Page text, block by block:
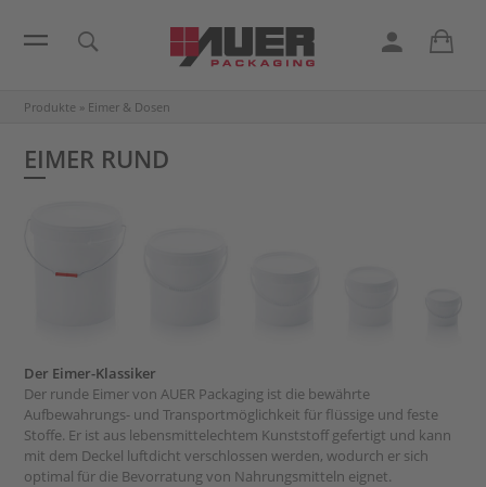
Produkte » Eimer & Dosen
EIMER RUND
Der Eimer-Klassiker
Der runde Eimer von AUER Packaging ist die bewährte
Aufbewahrungs- und Transportmöglichkeit für flüssige und feste
Stoffe. Er ist aus lebensmittelechtem Kunststoff gefertigt und kann
mit dem Deckel luftdicht verschlossen werden, wodurch er sich
optimal für die Bevorratung von Nahrungsmitteln eignet.